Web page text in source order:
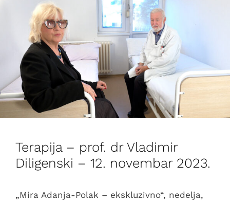
Terapija – prof. dr Vladimir
Diligenski – 12. novembar 2023.
„Mira Adanja-Polak – ekskluzivno“, nedelja,